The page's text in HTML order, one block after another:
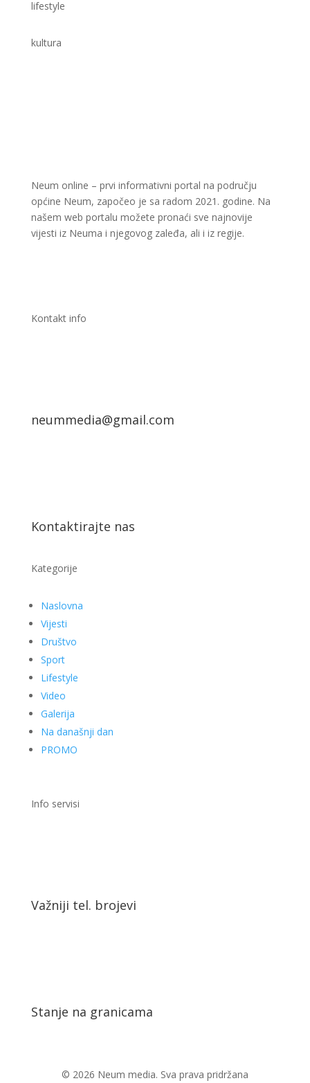
lifestyle
kultura
Neum online – prvi informativni portal na području
općine Neum, započeo je sa radom 2021. godine. Na
našem web portalu možete pronaći sve najnovije
vijesti iz Neuma i njegovog zaleđa, ali i iz regije.
Kontakt info
neummedia@gmail.com
Kontaktirajte nas
Kategorije
Naslovna
Vijesti
Društvo
Sport
Lifestyle
Video
Galerija
Na današnji dan
PROMO
Info servisi
Važniji tel. brojevi
Stanje na granicama
© 2026 Neum media. Sva prava pridržana